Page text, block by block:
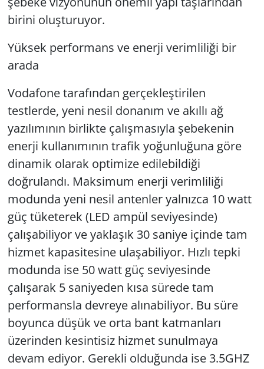
birini oluşturuyor.
Yüksek performans ve enerji verimliliği bir
arada
Vodafone tarafından gerçekleştirilen
testlerde, yeni nesil donanım ve akıllı ağ
yazılımının birlikte çalışmasıyla şebekenin
enerji kullanımının trafik yoğunluğuna göre
dinamik olarak optimize edilebildiği
doğrulandı. Maksimum enerji verimliliği
modunda yeni nesil antenler yalnızca 10 watt
güç tüketerek (LED ampül seviyesinde)
çalışabiliyor ve yaklaşık 30 saniye içinde tam
hizmet kapasitesine ulaşabiliyor. Hızlı tepki
modunda ise 50 watt güç seviyesinde
çalışarak 5 saniyeden kısa sürede tam
performansla devreye alınabiliyor. Bu süre
boyunca düşük ve orta bant katmanları
üzerinden kesintisiz hizmet sunulmaya
devam ediyor. Gerekli olduğunda ise 3.5GHZ